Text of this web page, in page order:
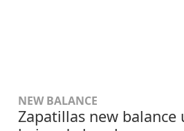
NEW BALANCE
Zapatillas new balance